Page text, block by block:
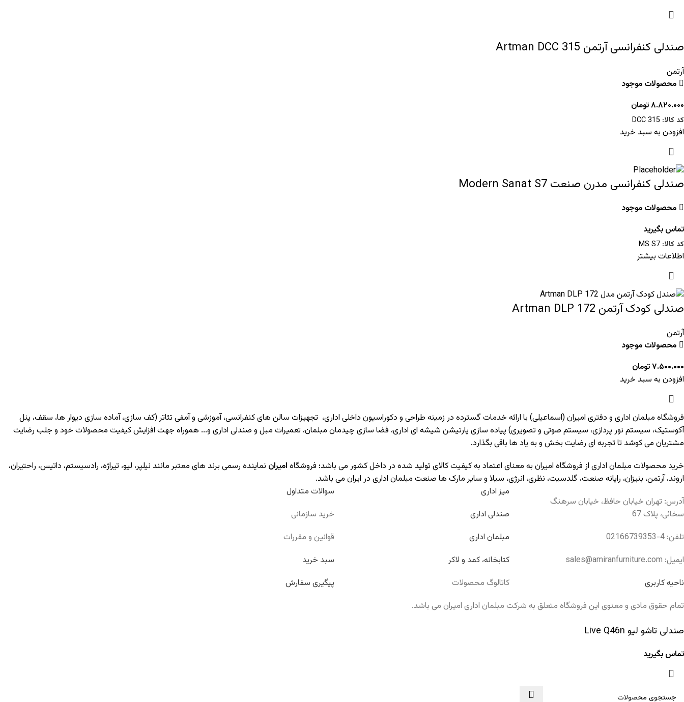
صندلی کنفرانسی آرتمن Artman DCC 315
آرتمن
محصولات موجود
۸.۸۲۰.۰۰۰تومان
کد کالا: DCC 315
افزودن به سبد خرید
صندلی کنفرانسی مدرن صنعت Modern Sanat S7
محصولات موجود
تماس بگیرید
کد کالا: MS S7
اطلاعات بیشتر
صندلی کودک آرتمن Artman DLP 172
آرتمن
محصولات موجود
۷.۵۰۰.۰۰۰تومان
افزودن به سبد خرید
فروشگاه مبلمان اداری و دفتری امیران (اسماعیلی) با ارائه خدمات گسترده در زمینه طراحی و دکوراسیون داخلی اداری‌، تجهیزات سالن های کنفرانسی، آموزشی و آمفی تئاتر (کف سازی، آماده سازی دیوار ها، سقف، پنل
آکوستیک، سیستم نور پردازی، سیستم صوتی و تصویری) پیاده سازی پارتیشن شیشه ای اداری، فضا سازی چیدمان مبلمان، تعمیرات مبل و صندلی اداری و... هموراه جهت افزایش کیفیت محصولات خود و جلب رضایت
مشتریان می کوشد تا تجربه ای رضایت بخش و به یاد ها باقی بگذارد.
خرید محصولات مبلمان اداری از فروشگاه امیران به معنای اعتماد به کیفیت کالای تولید شده در داخل کشور می باشد؛ فروشگاه امیران نماینده رسمی برند های معتبر مانند نیلپر، لیو، تیراژه، رادسیستم، داتیس، راحتیران،
اروند،آرتمن، بنیزان، رایانه صنعت، گلدسیت، نظری، انرژی، سیلا و سایر مارک ها صنعت مبلمان اداری در ایران می باشد.
آدرس: تهران خیابان حافظ، خیابان سرهنگ
سخائی، پلاک 67
تلفن: 4-02166739353
ایمیل: sales@amiranfurniture.com
ناحیه کاربری
میز اداری
صندلی اداری
مبلمان اداری
کتابخانه، کمد و لاکر
کاتالوگ محصولات
سوالات متداول
خرید سازمانی
قوانین و مقررات
سبد خرید
پیگیری سفارش
تمام حقوق مادی و معنوی این فروشگاه متعلق به شرکت مبلمان اداری امیران می باشد.
صندلی تاشو لیو Live Q46n
تماس بگیرید